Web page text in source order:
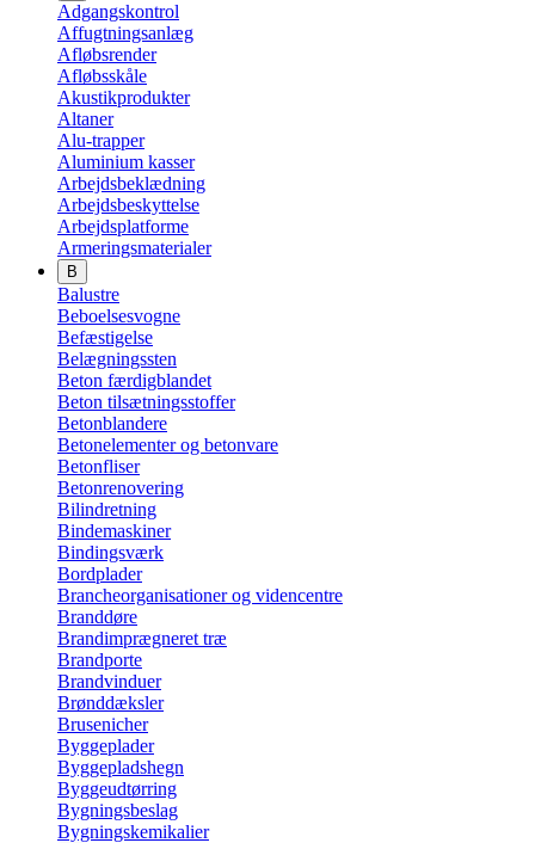
Adgangskontrol
Affugtningsanlæg
Afløbsrender
Afløbsskåle
Akustikprodukter
Altaner
Alu-trapper
Aluminium kasser
Arbejdsbeklædning
Arbejdsbeskyttelse
Arbejdsplatforme
Armeringsmaterialer
B
Balustre
Beboelsesvogne
Befæstigelse
Belægningssten
Beton færdigblandet
Beton tilsætningsstoffer
Betonblandere
Betonelementer og betonvare
Betonfliser
Betonrenovering
Bilindretning
Bindemaskiner
Bindingsværk
Bordplader
Brancheorganisationer og videncentre
Branddøre
Brandimprægneret træ
Brandporte
Brandvinduer
Brønddæksler
Brusenicher
Byggeplader
Byggepladshegn
Byggeudtørring
Bygningsbeslag
Bygningskemikalier